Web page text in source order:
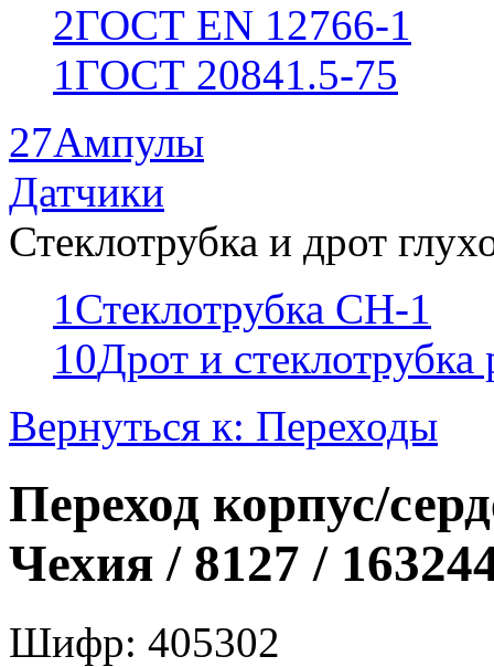
2ГОСТ EN 12766-1
1ГОСТ 20841.5-75
27Ампулы
Датчики
Стеклотрубка и дрот
1Стеклотрубка СН-1
10Дрот и
Вернуться к: Переходы
Переход корпус/
Чехия / 8127 /
Шифр: 405302